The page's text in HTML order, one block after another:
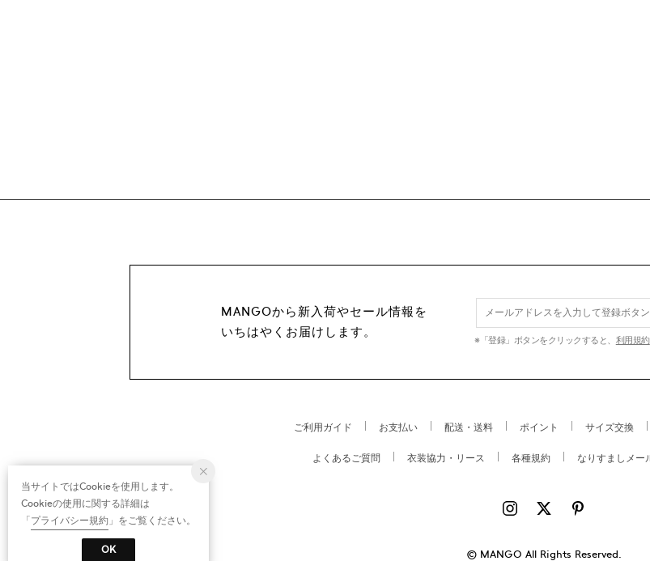
MANGOから新入荷やセール情報を
いちはやくお届けします。
※「登録」ボタンをクリックすると、 利用規約
ご利用ガイド お支払い 配送・送料 ポイント サイズ交換
よくあるご質問 衣装協力・リース 各種規約 なりすましメー
© MANGO All Rights Reserved.
当サイトではCookieを使用します。
Cookieの使用に関する詳細は
「プライバシー規約 」をご覧ください。
OK